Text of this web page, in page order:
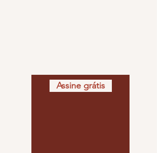
Assine grátis